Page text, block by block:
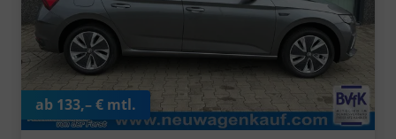
ab 133,– € mtl.